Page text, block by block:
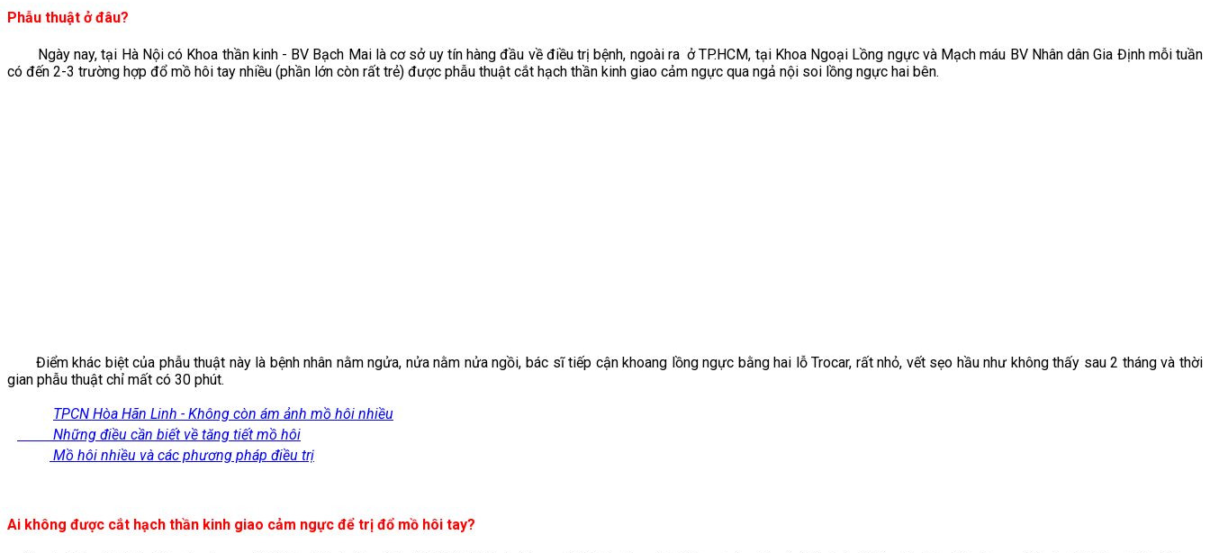
Phẫu thuật ở đâu?
Ngày nay, tại Hà Nội có Khoa thần kinh - BV Bạch Mai là cơ sở uy tín hàng đầu về điều trị bệnh, ngoài ra ở TP.HCM, tại Khoa Ngoại Lồng ngực và Mạch máu BV Nhân dân Gia Định mỗi tuần
có đến 2-3 trường hợp đổ mồ hôi tay nhiều (phần lớn còn rất trẻ) được phẫu thuật cắt hạch thần kinh giao cảm ngực qua ngả nội soi lồng ngực hai bên.
Điểm khác biệt của phẫu thuật này là bệnh nhân nằm ngửa, nửa nằm nửa ngồi, bác sĩ tiếp cận khoang lồng ngực bằng hai lỗ Trocar, rất nhỏ, vết sẹo hầu như không thấy sau 2 tháng và thời
gian phẫu thuật chỉ mất có 30 phút.
TPCN Hòa Hãn Linh - Không còn ám ảnh mồ hôi nhiều
Những điều cần biết về tăng tiết mồ hôi
Mồ hôi nhiều và các phương pháp điều trị
Ai không được cắt hạch thần kinh giao cảm ngực để trị đổ mồ hôi tay?